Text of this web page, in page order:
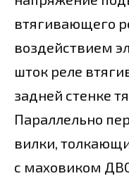
втягивающего
воздействием
шток реле
задней стенке
Параллельно
вилки,
с маховиком